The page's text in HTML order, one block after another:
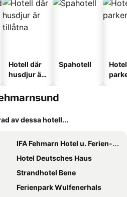
Hotell där
husdjur är
Spahotell
av dessa hotell...
IFA Fehmarn Hotel u. Ferien-Centrum
Hotel Deutsches Haus
Strandhotel Bene
Ferienpark Wulfenerhals